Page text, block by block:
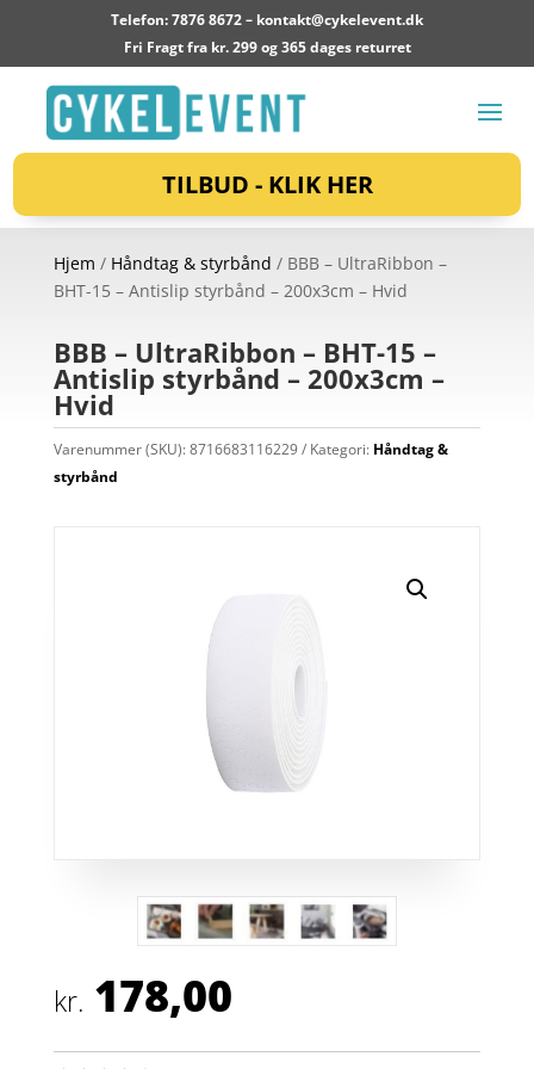
Telefon: 7876 8672 – kontakt@cykelevent.dk
Fri Fragt fra kr. 299 og 365 dages returret
TILBUD - KLIK HER
Hjem / Håndtag & styrbånd / BBB – UltraRibbon –
BHT-15 – Antislip styrbånd – 200x3cm – Hvid
BBB – UltraRibbon – BHT-15 –
Antislip styrbånd – 200x3cm –
Hvid
Varenummer (SKU):8716683116229 Kategori: Håndtag &
styrbånd
kr. 178,00